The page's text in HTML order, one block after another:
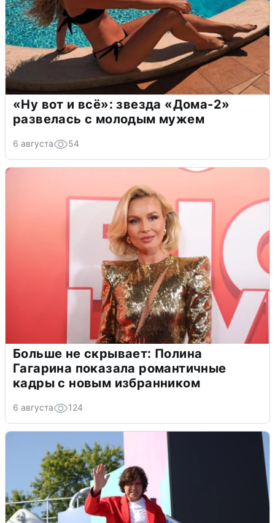
«Ну вот и всё»: звезда «Дома-2»
развелась с молодым мужем
6 августа 54
Больше не скрывает: Полина
Гагарина показала романтичные
кадры с новым избранником
6 августа 124